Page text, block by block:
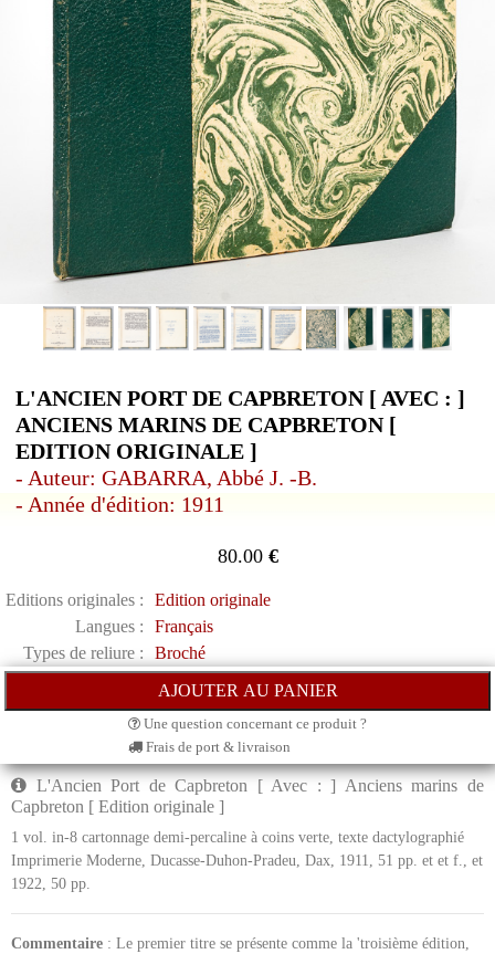
L'ANCIEN PORT DE CAPBRETON [ AVEC : ]
ANCIENS MARINS DE CAPBRETON [
EDITION ORIGINALE ]
- Auteur: GABARRA, Abbé J. -B.
- Année d'édition: 1911
80.00€
Editions originales :
Edition originale
Langues :
Français
Types de reliure :
Broché
Une question concernant ce produit ?
Frais de port & livraison
L'Ancien Port de Capbreton [ Avec : ] Anciens marins de
Capbreton [ Edition originale ]
1 vol. in-8 cartonnage demi-percaline à coins verte, texte dactylographié
Imprimerie Moderne, Ducasse-Duhon-Pradeu, Dax, 1911, 51 pp. et et f., et
1922, 50 pp.
Commentaire : Le premier titre se présente comme la 'troisième édition,